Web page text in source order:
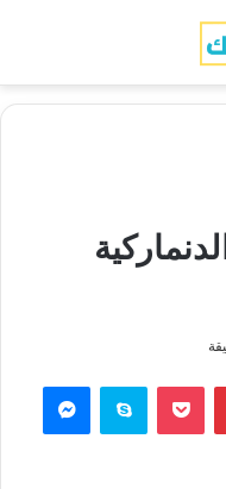
بينتيريست سكايب